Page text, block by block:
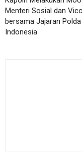
Menteri Sosial dan
bersama Jajaran
Indonesia